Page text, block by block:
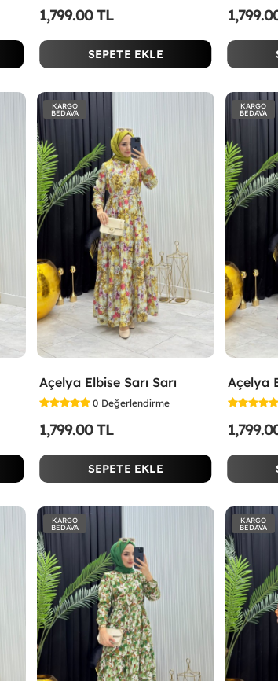
1,799.00 TL
SEPETE EKLE
KARGO
BEDAVA
Açelya Elbise Sarı Sarı
0 Değerlendirme
1,799.00 TL
SEPETE EKLE
KARGO
BEDAVA
Açelya
KARGO
BEDAVA
KARGO
BEDAVA